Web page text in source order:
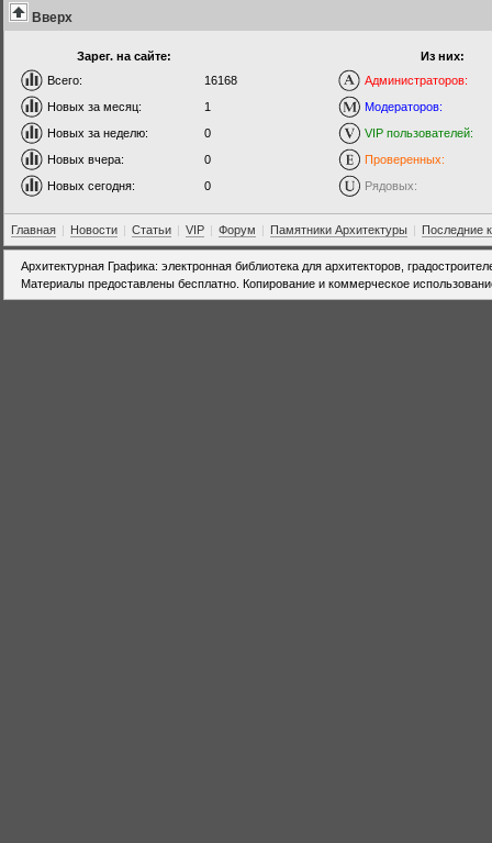
Вверх
Зарег. на сайте:
Всего:
16168
Новых за месяц:
1
Новых за неделю:
0
Новых вчера:
0
Новых сегодня:
0
Из них:
Администраторов:
Модераторов:
VIP пользователей:
Проверенных:
Рядовых:
Главная | Новости | Статьи | VIP | Форум | Памятники Архитектуры | Последние
Архитектурная Графика: электронная библиотека для архитекторов,
Материалы предоставлены бесплатно. Копирование и коммерческое